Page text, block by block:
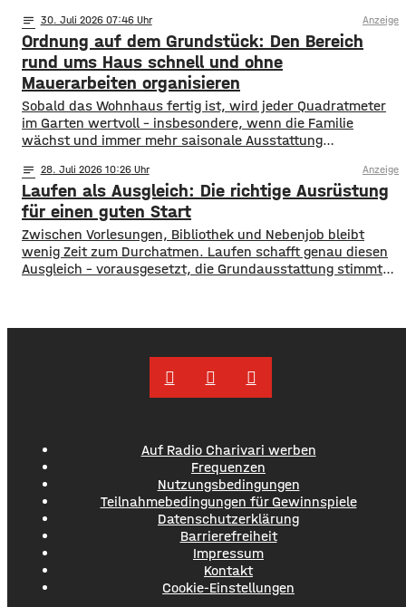
Produkte und sind in vielen Größen erhältlich. Dosen aus
Kunststoff sind leicht und bruchsicher. Sie lassen sich mit
verschiedenen Verschlussarten ausstatten und können in
verschiedenen Größen und Farben hergestellt werden.
notes 30. Juli 2026 07:46 Anzeige
Ordnung auf dem Grundstück: Den Bereich
rund ums Haus schnell und ohne
Mauerarbeiten organisieren
Sobald das Wohnhaus fertig ist, wird jeder Quadratmeter
im Garten wertvoll – insbesondere, wenn die Familie
wächst und immer mehr saisonale Ausstattung
schaffen sicheren Stauraum für Geräte, Zubehör und
Fahrzeuge und lassen sich innerhalb von etwa dreißig
Minuten montieren. Schnelle Montage statt Baustelle Der
Bau eines klassischen Nebengebäudes erfordert Zeit,
notes 28. Juli 2026 10:26 Anzeige
Laufen als Ausgleich: Die richtige Ausrüstung
für einen guten Start
Zwischen Vorlesungen, Bibliothek und Nebenjob bleibt
wenig Zeit zum Durchatmen. Laufen schafft genau diesen
Ausgleich – vorausgesetzt, die Grundausstattung stimmt
Auf Radio Charivari werben
Frequenzen
Nutzungsbedingungen
Teilnahmebedingungen für Gewinnspiele
Datenschutzerklärung
Barrierefreiheit
Impressum
Kontakt
Cookie-Einstellungen